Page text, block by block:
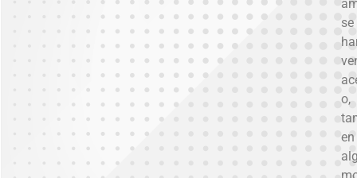
se
o,
en